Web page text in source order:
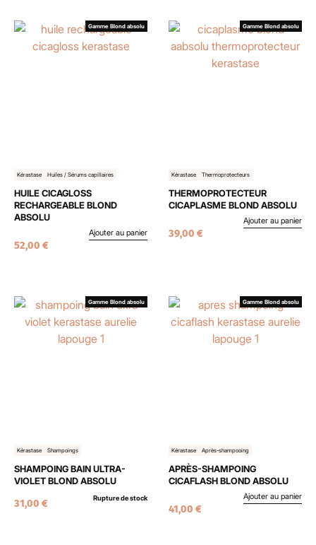
Gamme Blond absolu
Kérastase Huiles / Sérums capillaires
HUILE CICAGLOSS
RECHARGEABLE BLOND
ABSOLU
52,00 €
Ajouter au panier
Gamme Blond absolu
Kérastase Thermoprotecteurs
THERMOPROTECTEUR
CICAPLASME BLOND ABSOLU
39,00 €
Ajouter au panier
Gamme Blond absolu
Kérastase Shampoings
SHAMPOING BAIN ULTRA-
VIOLET BLOND ABSOLU
31,00 € Rupture de stock
Gamme Blond absolu
Kérastase Après-shampooing
APRÈS-SHAMPOING
CICAFLASH BLOND ABSOLU
41,00 €
Ajouter au panier